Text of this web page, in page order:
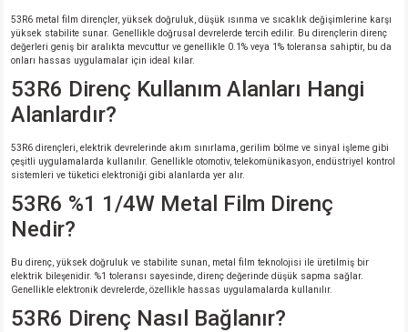
53R6 metal film dirençler, yüksek doğruluk, düşük ısınma ve sıcaklık değişimlerine karşı
yüksek stabilite sunar. Genellikle doğrusal devrelerde tercih edilir. Bu dirençlerin direnç
değerleri geniş bir aralıkta mevcuttur ve genellikle 0.1% veya 1% toleransa sahiptir, bu da
onları hassas uygulamalar için ideal kılar.
53R6 Direnç Kullanım Alanları Hangi
Alanlardır?
53R6 dirençleri, elektrik devrelerinde akım sınırlama, gerilim bölme ve sinyal işleme gibi
çeşitli uygulamalarda kullanılır. Genellikle otomotiv, telekomünikasyon, endüstriyel kontrol
sistemleri ve tüketici elektroniği gibi alanlarda yer alır.
53R6 %1 1/4W Metal Film Direnç
Nedir?
Bu direnç, yüksek doğruluk ve stabilite sunan, metal film teknolojisi ile üretilmiş bir
elektrik bileşenidir. %1 toleransı sayesinde, direnç değerinde düşük sapma sağlar.
Genellikle elektronik devrelerde, özellikle hassas uygulamalarda kullanılır.
53R6 Direnç Nasıl Bağlanır?